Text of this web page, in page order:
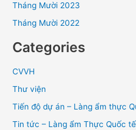
Tháng Mười 2023
Tháng Mười 2022
Categories
CVVH
Thư viện
Tiến độ dự án – Làng ẩm thực
Tin tức – Làng ẩm Thực Quốc tế